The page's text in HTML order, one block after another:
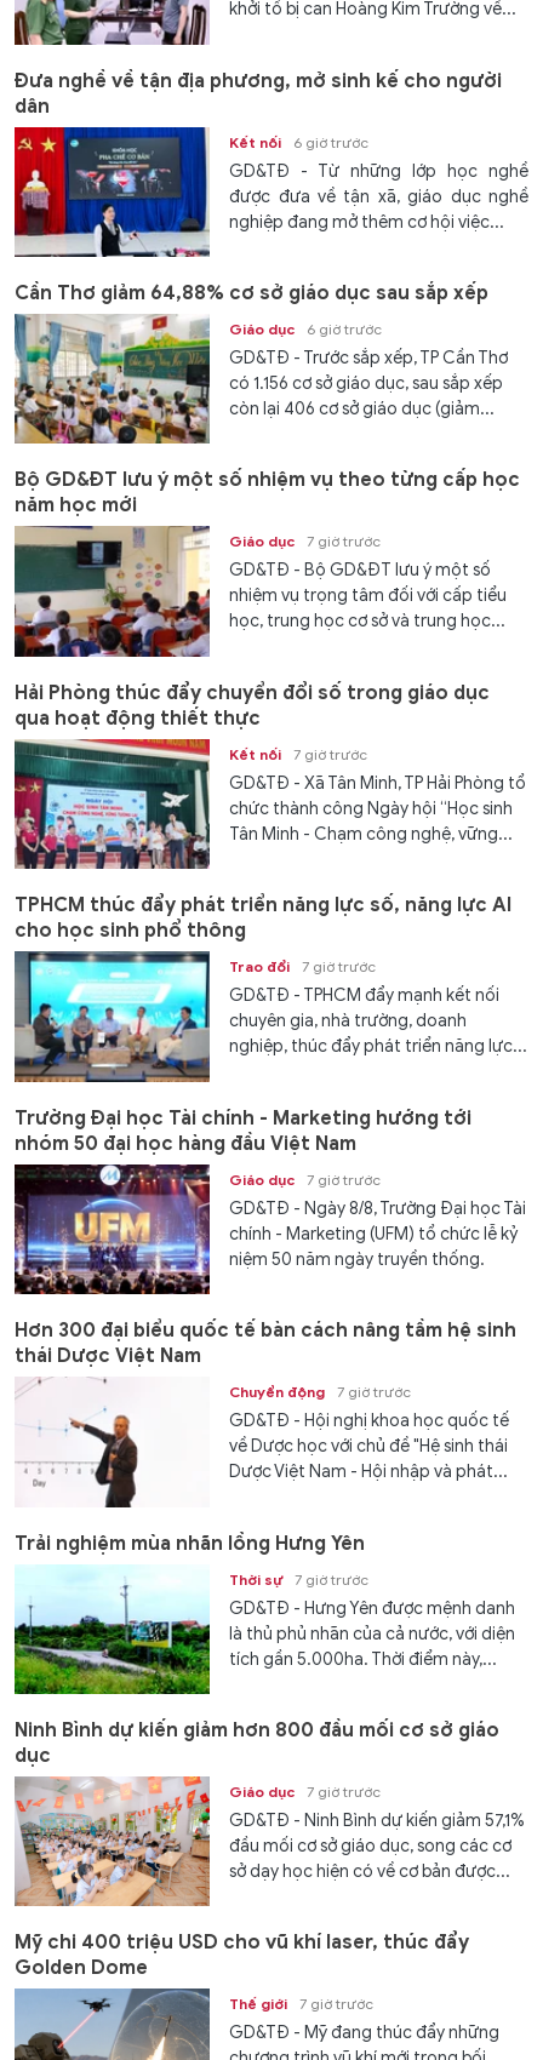
khởi tố bị can Hoàng Kim Trường về...
Đưa nghề về tận địa phương, mở sinh kế cho người
dân
Kết nối 6 giờ trước
GD&TĐ - Từ những lớp học nghề
được đưa về tận xã, giáo dục nghề
nghiệp đang mở thêm cơ hội việc...
Cần Thơ giảm 64,88% cơ sở giáo dục sau sắp xếp
Giáo dục 6 giờ trước
GD&TĐ - Trước sắp xếp, TP Cần Thơ
có 1.156 cơ sở giáo dục, sau sắp xếp
còn lại 406 cơ sở giáo dục (giảm...
Bộ GD&ĐT lưu ý một số nhiệm vụ theo từng cấp học
năm học mới
Giáo dục 7 giờ trước
GD&TĐ - Bộ GD&ĐT lưu ý một số
nhiệm vụ trọng tâm đối với cấp tiểu
học, trung học cơ sở và trung học...
Hải Phòng thúc đẩy chuyển đổi số trong giáo dục
qua hoạt động thiết thực
Kết nối 7 giờ trước
GD&TĐ - Xã Tân Minh, TP Hải Phòng tổ
chức thành công Ngày hội “Học sinh
Tân Minh - Chạm công nghệ, vững...
TPHCM thúc đẩy phát triển năng lực số, năng lực AI
cho học sinh phổ thông
Trao đổi 7 giờ trước
GD&TĐ - TPHCM đẩy mạnh kết nối
chuyên gia, nhà trường, doanh
nghiệp, thúc đẩy phát triển năng lực...
Trường Đại học Tài chính - Marketing hướng tới
nhóm 50 đại học hàng đầu Việt Nam
Giáo dục 7 giờ trước
GD&TĐ - Ngày 8/8, Trường Đại học Tài
chính - Marketing (UFM) tổ chức lễ kỷ
niệm 50 năm ngày truyền thống.
Hơn 300 đại biểu quốc tế bàn cách nâng tầm hệ sinh
thái Dược Việt Nam
Chuyển động 7 giờ trước
GD&TĐ - Hội nghị khoa học quốc tế
về Dược học với chủ đề "Hệ sinh thái
Dược Việt Nam - Hội nhập và phát...
Trải nghiệm mùa nhãn lồng Hưng Yên
Thời sự 7 giờ trước
GD&TĐ - Hưng Yên được mệnh danh
là thủ phủ nhãn của cả nước, với diện
tích gần 5.000ha. Thời điểm này,...
Ninh Bình dự kiến giảm hơn 800 đầu mối cơ sở giáo
dục
Giáo dục 7 giờ trước
GD&TĐ - Ninh Bình dự kiến giảm 57,1%
đầu mối cơ sở giáo dục, song các cơ
sở dạy học hiện có về cơ bản được...
Mỹ chi 400 triệu USD cho vũ khí laser, thúc đẩy
Golden Dome
Thế giới 7 giờ trước
GD&TĐ - Mỹ đang thúc đẩy những